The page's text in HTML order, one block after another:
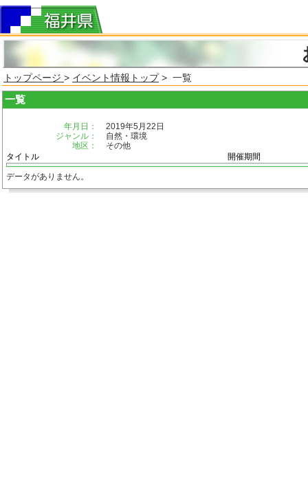
トップページ > イベント情報トップ> 一覧
一覧
年月日：
2019年5月22日
ジャンル：
自然・環境
地区：
その他
タイトル
開催期間
データがありません。